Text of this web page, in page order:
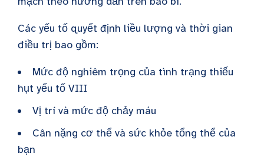
Các yếu tố quyết định liều lượng và thời gian
điều trị bao gồm:
Mức độ nghiêm trọng của tình trạng thiếu
hụt yếu tố VIII
Vị trí và mức độ chảy máu
Cân nặng cơ thể và sức khỏe tổng thể của
bạn